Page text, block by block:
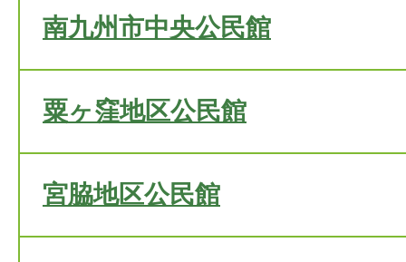
南九州市中央公民館
粟ヶ窪地区公民館
宮脇地区公民館